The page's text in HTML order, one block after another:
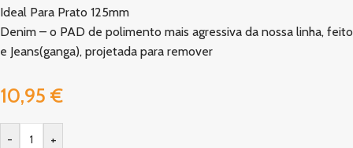
Ideal Para Prato 125mm
Denim – o PAD de polimento mais agressiva da nossa linha, feito
e Jeans(ganga), projetada para remover
10,95 €
- +